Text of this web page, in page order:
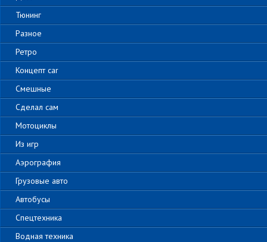
Тюнинг
Разное
Ретро
Концепт car
Смешные
Сделал сам
Мотоциклы
Из игр
Аэрография
Грузовые авто
Автобусы
Спецтехника
Водная техника